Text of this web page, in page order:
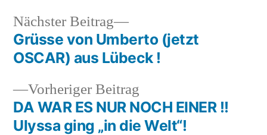
Beitragsnavigation
Vorheriger Beitrag
Beitrag:
DA WAR ES NUR NOCH EINER !!
Ulyssa ging „in die Welt“!
Nächster Beitrag
Nächster
Beitrag:
Grüsse von Umberto (jetzt
OSCAR) aus Lübeck !